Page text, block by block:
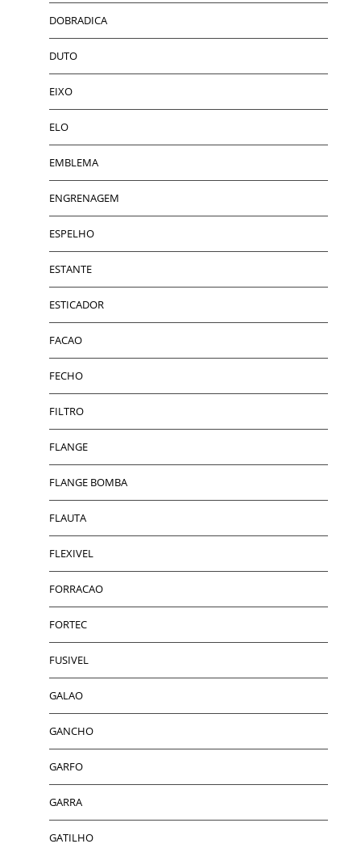
DOBRADICA
DUTO
EIXO
ELO
EMBLEMA
ENGRENAGEM
ESPELHO
ESTANTE
ESTICADOR
FACAO
FECHO
FILTRO
FLANGE
FLANGE BOMBA
FLAUTA
FLEXIVEL
FORRACAO
FORTEC
FUSIVEL
GALAO
GANCHO
GARFO
GARRA
GATILHO